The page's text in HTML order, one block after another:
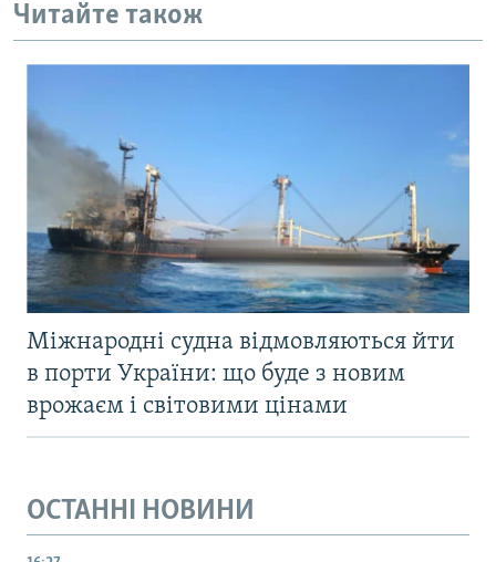
Читайте також
Міжнародні судна відмовляються йти
в порти України: що буде з новим
врожаєм і світовими цінами
ОСТАННІ НОВИНИ